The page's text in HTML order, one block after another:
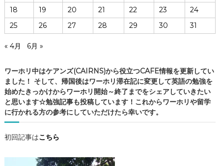
ア
A
F
E
情
報
・
ケ
18
19 20 21 22 23
24
25
26 27 28 29 30 31
« 4月 6月 »
ワーホリ中はケアンズ(CAIRNS)から役立つCAFE情報を更新してい
ました！ そして、帰国後はワーホリ滞在記に変更して英語の勉強を
始めたきっかけからワーホリ開始～終了までをシェアしていきたい
と思います☆勉強記事も投稿しています！これからワーホリや留学
に行かれる方の参考にしていただけたら幸いです。
初回記事はこちら